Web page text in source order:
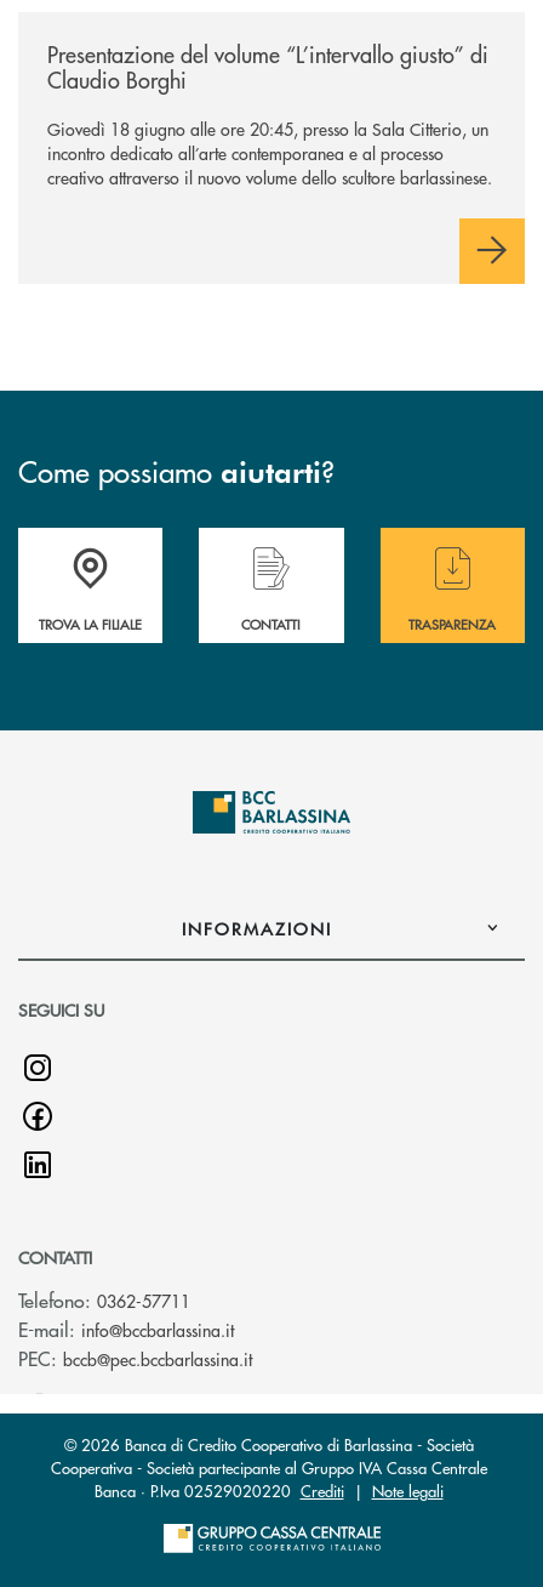
Presentazione del volume “L’intervallo giusto” di
Claudio Borghi
Giovedì 18 giugno alle ore 20:45, presso la Sala Citterio, un
incontro dedicato all’arte contemporanea e al processo
creativo attraverso il nuovo volume dello scultore barlassinese.
Come possiamo aiutarti?
Accedi all' elenco completo delle filiali di BCC Barlassina.
TROVA LA FILIALE
Hai bisogno di assistenza immediata ?
CONTATTI
Hai bisogno di
TRASPARENZA
INFORMAZIONI
SEGUICI SU
CONTATTI
Telefono: 0362-57711
E-mail: info@bccbarlassina.it(si apre l’app di posta elettronica)
PEC: bccb@pec.bccbarlassina.it(si apre l’app di posta elettronica)
© 2026 Banca di Credito Cooperativo di Barlassina - Società
Cooperativa - Società partecipante al Gruppo IVA Cassa Centrale
Banca · P.Iva 02529020220 Crediti| Note legali